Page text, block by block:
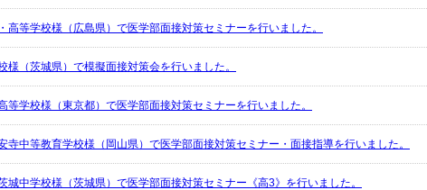
高等学校様（広島県）で医学部面接対策セミナーを行いました。
様（茨城県）で模擬面接対策会を行いました。
等学校様（東京都）で医学部面接対策セミナーを行いました。
寺中等教育学校様（岡山県）で医学部面接対策セミナー・面接指導を行いました。
城中学校様（茨城県）で医学部面接対策セミナー《高3》を行いました。